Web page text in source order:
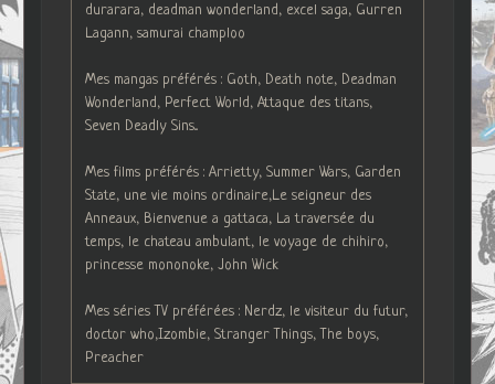
durarara, deadman wonderland, excel saga, Gurren
Lagann, samurai champloo
Mes mangas préférés : Goth, Death note, Deadman
Wonderland, Perfect World, Attaque des titans,
Seven Deadly Sins...
Mes films préférés : Arrietty, Summer Wars, Garden
State, une vie moins ordinaire,Le seigneur des
Anneaux, Bienvenue a gattaca, La traversée du
temps, le chateau ambulant, le voyage de chihiro,
princesse mononoke, John Wick
Mes séries TV préférées : Nerdz, le visiteur du futur,
doctor who,Izombie, Stranger Things, The boys,
Preacher